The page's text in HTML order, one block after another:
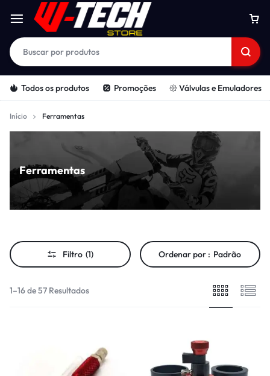
Todos os produtos Promoções 𑁍 Válvulas e Emuladores
Início Ferramentas
Ferramentas
Filtro (1) Ordenar por : Padrão
1–16 de 57 Resultados